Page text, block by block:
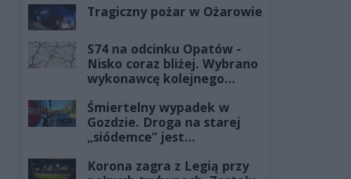
Tragiczny pożar w Ożarowie
S74 na odcinku Opatów -
Nisko coraz bliżej. Wybrano
wykonawcę kolejnego
Śmiertelny wypadek w
Gozdzie. Droga na starej
„siódemce” jest
Korona zagra z Legią przy